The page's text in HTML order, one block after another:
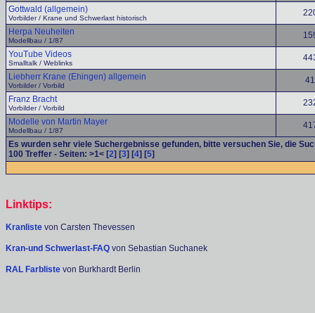
Gottwald (allgemein)
Vorbilder / Krane und Schwerlast historisch
Herpa Neuheiten
Modellbau / 1/87
YouTube Videos
Smalltalk / Weblinks
Liebherr Krane (Ehingen) allgemein
Vorbilder / Vorbild
Franz Bracht
Vorbilder / Vorbild
Modelle von Martin Mayer
Modellbau / 1/87
Es wurden sehr viele Suchergebnisse gefunden, bitte versuchen Sie, die
100 Treffer - Seiten: >1< [2] [3] [4] [5]
Linktips:
Kranliste von Carsten Thevessen
Kran-und Schwerlast-FAQ von Sebastian Suchanek
RAL Farbliste von Burkhardt Berlin